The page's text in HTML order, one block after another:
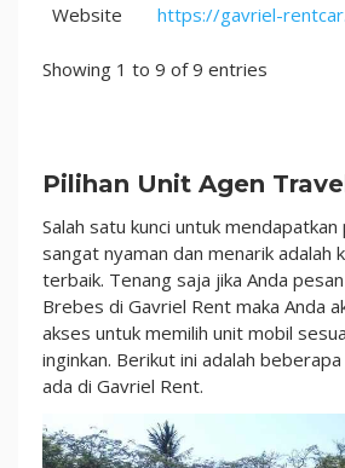
Website https://gavriel-
Showing 1 to 9 of 9 entries
Pilihan Unit Agen
Salah satu kunci untuk
sangat nyaman dan menarik adalah
terbaik. Tenang saja jika Anda
Brebes di Gavriel Rent maka Anda
akses untuk memilih unit mobil
inginkan. Berikut ini adalah
ada di Gavriel Rent.